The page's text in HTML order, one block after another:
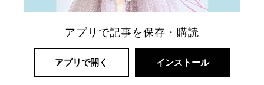
アプリで記事を保存・購読
アプリで開く インストール